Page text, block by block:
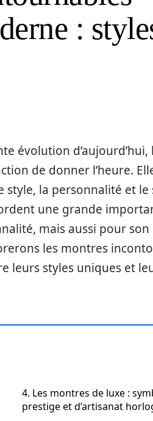
:
évolution
de donner l’heure.
style, la personnalité et
une grande
mais aussi pour
les montres
leurs styles uniques et
4. Les montres de luxe :
prestige et d’artisanat